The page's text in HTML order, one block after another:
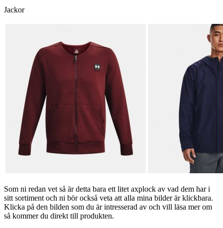
Jackor
Som ni redan vet så är detta bara ett litet axplock av vad dem har i
sitt sortiment och ni bör också veta att alla mina bilder är klickbara.
Klicka på den bilden som du är intresserad av och vill läsa mer om
så kommer du direkt till produkten.